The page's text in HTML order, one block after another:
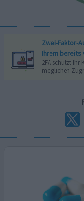
Zwei-Faktor-
Ihrem bereits
2FA schützt Ihr
möglichen